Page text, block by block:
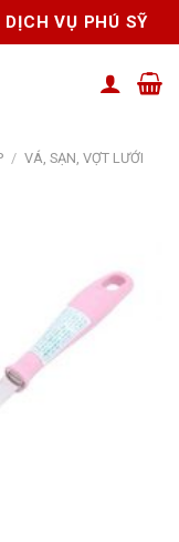
VỤ PHÚ SỸ
/ VÁ, SẠN, VỢT LƯỚI